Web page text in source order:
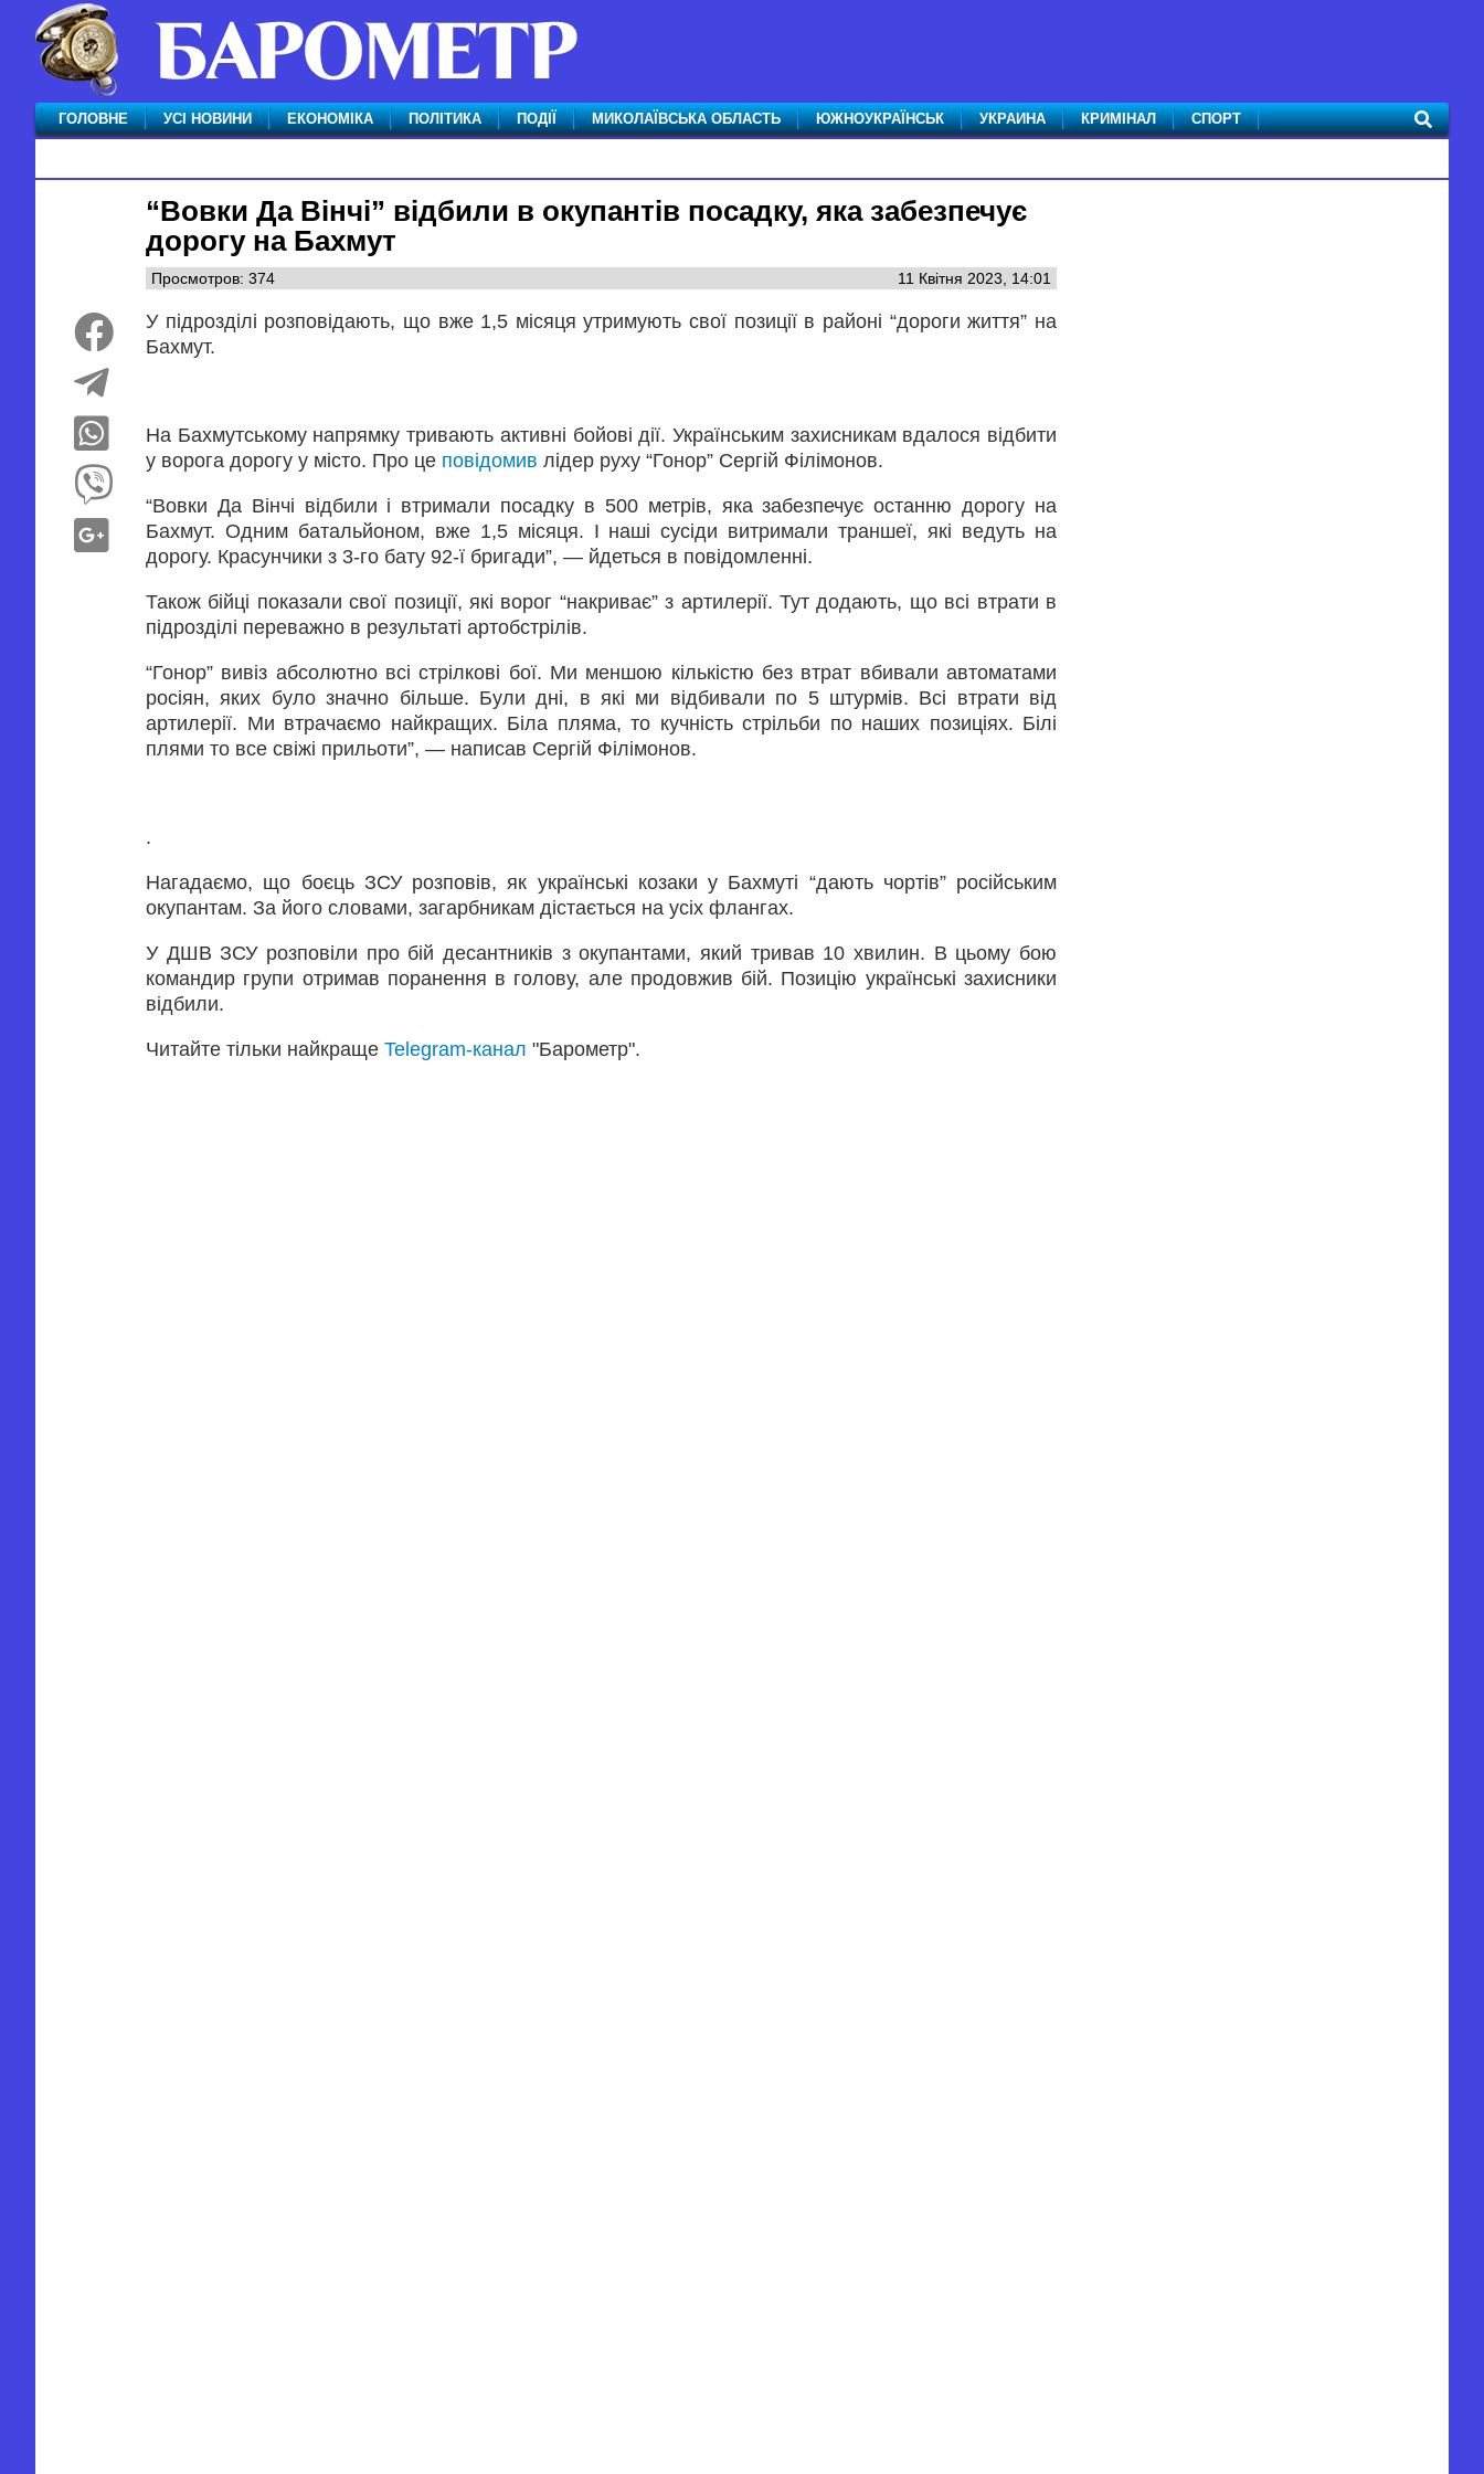
ГОЛОВНЕ УСІ НОВИНИ ЕКОНОМІКА ПОЛІТИКА ПОДІЇ МИКОЛАЇВСЬКА ОБЛАСТЬ ЮЖНОУКРАЇНСЬК УКРАИНА КРИМІНАЛ СПОРТ
“Вовки Да Вінчі” відбили в окупантів посадку, яка забезпечує
дорогу на Бахмут
Просмотров: 374 11 Квітня 2023, 14:01
У підрозділі розповідають, що вже 1,5 місяця утримують свої позиції в районі “дороги життя” на
Бахмут.
На Бахмутському напрямку тривають активні бойові дії. Українським захисникам вдалося відбити
у ворога дорогу у місто. Про це повідомив лідер руху “Гонор” Сергій Філімонов.
“Вовки Да Вінчі відбили і втримали посадку в 500 метрів, яка забезпечує останню дорогу на
Бахмут. Одним батальйоном, вже 1,5 місяця. І наші сусіди витримали траншеї, які ведуть на
дорогу. Красунчики з 3-го бату 92-ї бригади”, — йдеться в повідомленні.
Також бійці показали свої позиції, які ворог “накриває” з артилерії. Тут додають, що всі втрати в
підрозділі переважно в результаті артобстрілів.
“Гонор” вивіз абсолютно всі стрілкові бої. Ми меншою кількістю без втрат вбивали автоматами
росіян, яких було значно більше. Були дні, в які ми відбивали по 5 штурмів. Всі втрати від
артилерії. Ми втрачаємо найкращих. Біла пляма, то кучність стрільби по наших позиціях. Білі
плями то все свіжі прильоти”, — написав Сергій Філімонов.
.
Нагадаємо, що боєць ЗСУ розповів, як українські козаки у Бахмуті “дають чортів” російським
окупантам. За його словами, загарбникам дістається на усіх флангах.
У ДШВ ЗСУ розповіли про бій десантників з окупантами, який тривав 10 хвилин. В цьому бою
командир групи отримав поранення в голову, але продовжив бій. Позицію українські захисники
відбили.
Читайте тільки найкраще Telegram-канал "Барометр".